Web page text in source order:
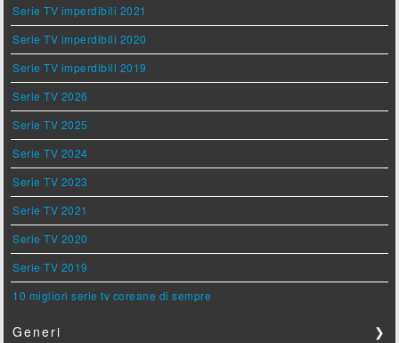
Serie TV imperdibili 2021
Serie TV imperdibili 2020
Serie TV imperdibili 2019
Serie TV 2026
Serie TV 2025
Serie TV 2024
Serie TV 2023
Serie TV 2021
Serie TV 2020
Serie TV 2019
10 migliori serie tv coreane di sempre
Generi ❯